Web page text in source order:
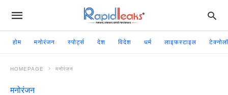
होम मनोरंजन स्पोर्ट्स देश विदेश धर्म लाइफस्टाइल
HOMEPAGE मनोरंजन
मनोरंजन